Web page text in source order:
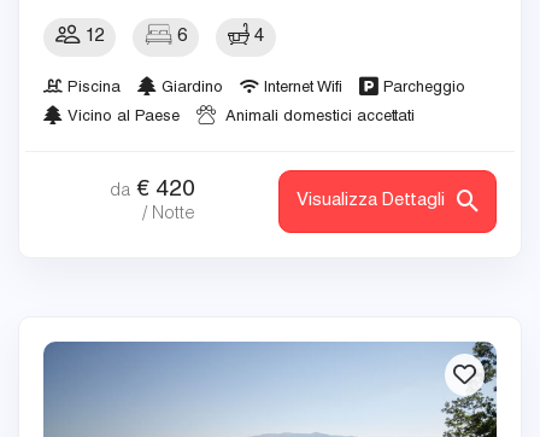
12 6 4
Piscina Giardino Internet Wifi
Parcheggio
Vicino al Paese
Animali domestici accettati
da € 420
/ Notte
Visualizza Dettagli